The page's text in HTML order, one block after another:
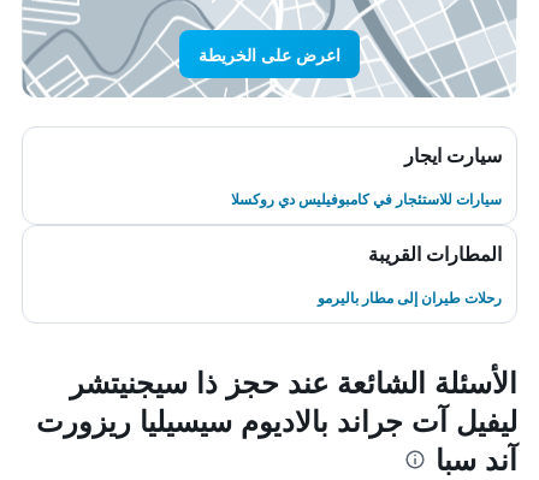
اعرض على الخريطة
سيارت ايجار
سيارات للاستئجار في كامبوفيليس دي روكسلا
المطارات القريبة
رحلات طيران إلى مطار باليرمو
الأسئلة الشائعة عند حجز ذا سيجنيتشر
ليفيل آت جراند بالاديوم سيسيليا ريزورت
آند سبا